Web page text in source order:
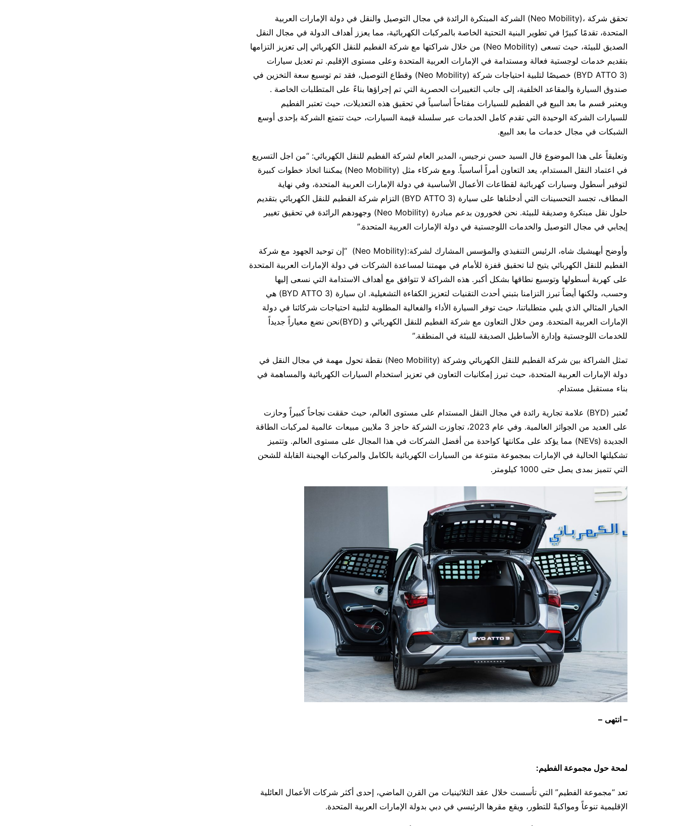
تحقق شركة ،(Neo Mobility) الشركة المبتكرة الرائدة في مجال التوصيل والنقل في دولة الإمارات العربية
المتحدة، تقدمًا كبيرًا في تطوير البنية التحتية الخاصة بالمركبات الكهربائية، مما يعزز أهداف الدولة في مجال النقل
الصديق للبيئة، حيث تسعى (Neo Mobility) من خلال شراكتها مع شركة الفطيم للنقل الكهربائي إلى تعزيز التزامها
بتقديم خدمات لوجستية فعالة ومستدامة في الإمارات العربية المتحدة وعلى مستوى الإقليم. تم تعديل سيارات
(BYD ATTO 3) خصيصًا لتلبية احتياجات شركة (Neo Mobility) وقطاع التوصيل، فقد تم توسيع سعة التخزين في
صندوق السيارة والمقاعد الخلفية، إلى جانب التغييرات الحصرية التي تم إجراؤها بناءً على المتطلبات الخاصة .
ويعتبر قسم ما بعد البيع في الفطيم للسيارات مفتاحاً أساسياً في تحقيق هذه التعديلات، حيث تعتبر الفطيم
للسيارات الشركة الوحيدة التي تقدم كامل الخدمات عبر سلسلة قيمة السيارات، حيث تتمتع الشركة بإحدى أوسع
الشبكات في مجال خدمات ما بعد البيع.
وتعليقاً على هذا الموضوع قال السيد حسن نرجيس، المدير العام لشركة الفطيم للنقل الكهربائي: “من اجل التسريع
في اعتماد النقل المستدام، يعد التعاون أمراً أساسياً. ومع شركاء مثل (Neo Mobility) يمكننا اتخاذ خطوات كبيرة
لتوفير أسطول وسيارات كهربائية لقطاعات الأعمال الأساسية في دولة الإمارات العربية المتحدة، وفي نهاية
المطاف، تجسد التحسينات التي أدخلناها على سيارة (BYD ATTO 3) التزام شركة الفطيم للنقل الكهربائي بتقديم
حلول نقل مبتكرة وصديقة للبيئة. نحن فخورون بدعم مبادرة (Neo Mobility) وجهودهم الرائدة في تحقيق تغيير
إيجابي في مجال التوصيل والخدمات اللوجستية في دولة الإمارات العربية المتحدة.”
وأوضح أبهيشيك شاه، الرئيس التنفيذي والمؤسس المشارك لشركة:(Neo Mobility) “إن توحيد الجهود مع شركة
الفطيم للنقل الكهربائي يتيح لنا تحقيق قفزة للأمام في مهمتنا لمساعدة الشركات في دولة الإمارات العربية المتحدة
على كهربة أسطولها وتوسيع نطاقها بشكل أكبر. هذه الشراكة لا تتوافق مع أهداف الاستدامة التي نسعى إليها
وحسب، ولكنها أيضاً تبرز التزامنا بتبني أحدث التقنيات لتعزيز الكفاءة التشغيلية. ان سيارة (BYD ATTO 3) هي
الخيار المثالي الذي يلبي متطلباتنا، حيث توفر السيارة الأداء والفعالية المطلوبة لتلبية احتياجات شركائنا في دولة
الإمارات العربية المتحدة. ومن خلال التعاون مع شركة الفطيم للنقل الكهربائي و (BYD)نحن نضع معياراً جديداً
للخدمات اللوجستية وإدارة الأساطيل الصديقة للبيئة في المنطقة.”
تمثل الشراكة بين شركة الفطيم للنقل الكهربائي وشركة (Neo Mobility) نقطة تحول مهمة في مجال النقل في
دولة الإمارات العربية المتحدة، حيث تبرز إمكانيات التعاون في تعزيز استخدام السيارات الكهربائية والمساهمة في
بناء مستقبل مستدام.
تُعتبر (BYD) علامة تجارية رائدة في مجال النقل المستدام على مستوى العالم، حيث حققت نجاحاً كبيراً وحازت
على العديد من الجوائز العالمية. وفي عام 2023، تجاوزت الشركة حاجز 3 ملايين مبيعات عالمية لمركبات الطاقة
الجديدة (NEVs) مما يؤكد على مكانتها كواحدة من أفضل الشركات في هذا المجال على مستوى العالم. وتتميز
تشكيلتها الحالية في الإمارات بمجموعة متنوعة من السيارات الكهربائية بالكامل والمركبات الهجينة القابلة للشحن
التي تتميز بمدى يصل حتى 1000 كيلومتر.
– انتهى –
لمحة حول مجموعة الفطيم:
تعد “مجموعة الفطيم” التي تأسست خلال عقد الثلاثينيات من القرن الماضي، إحدى أكثر شركات الأعمال العائلية
الإقليمية تنوعاً ومواكبةً للتطور، ويقع مقرها الرئيسي في دبي بدولة الإمارات العربية المتحدة.